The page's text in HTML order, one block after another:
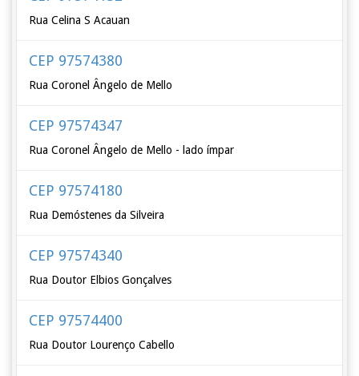
Rua Celina S Acauan
CEP 97574380
Rua Coronel Ângelo de Mello
CEP 97574347
Rua Coronel Ângelo de Mello - lado ímpar
CEP 97574180
Rua Demóstenes da Silveira
CEP 97574340
Rua Doutor Elbios Gonçalves
CEP 97574400
Rua Doutor Lourenço Cabello